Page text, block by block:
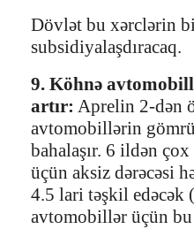
Dövlət bu xərclərin
subsidiyalaşdıracaq.
9. Köhnə
artır: Aprelin 2-dən
avtomobillərin
bahalaşır. 6 ildən
üçün aksiz dərəcəsi
4.5 lari təşkil edəcək
avtomobillər üçün